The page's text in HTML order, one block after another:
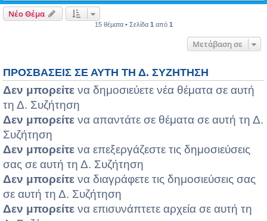
Νέο Θέμα
15 θέματα • Σελίδα 1από 1
Μετάβαση σε
ΠΡΟΣΒΆΣΕΙΣ ΣΕ ΑΥΤΉ ΤΗ Δ. ΣΥΖΉΤΗΣΗ
Δεν μπορείτε να δημοσιεύετε νέα θέματα σε αυτή
τη Δ. Συζήτηση
Δεν μπορείτε να απαντάτε σε θέματα σε αυτή τη Δ.
Συζήτηση
Δεν μπορείτε να επεξεργάζεστε τις δημοσιεύσεις
σας σε αυτή τη Δ. Συζήτηση
Δεν μπορείτε να διαγράφετε τις δημοσιεύσεις σας
σε αυτή τη Δ. Συζήτηση
Δεν μπορείτε να επισυνάπτετε αρχεία σε αυτή τη